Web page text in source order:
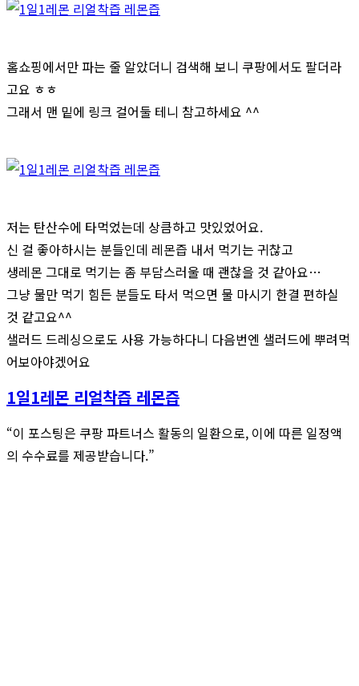
홈쇼핑에서만 파는 줄 알았더니 검색해 보니 쿠팡에서도 팔더라
고요 ㅎㅎ
그래서 맨 밑에 링크 걸어둘 테니 참고하세요 ^^
저는 탄산수에 타먹었는데 상큼하고 맛있었어요.
신 걸 좋아하시는 분들인데 레몬즙 내서 먹기는 귀찮고
생레몬 그대로 먹기는 좀 부담스러울 때 괜찮을 것 같아요…
그냥 물만 먹기 힘든 분들도 타서 먹으면 물 마시기 한결 편하실
것 같고요^^
샐러드 드레싱으로도 사용 가능하다니 다음번엔 샐러드에 뿌려먹
어보아야겠어요
1일1레몬 리얼착즙 레몬즙
“이 포스팅은 쿠팡 파트너스 활동의 일환으로, 이에 따른 일정액
의 수수료를 제공받습니다.”